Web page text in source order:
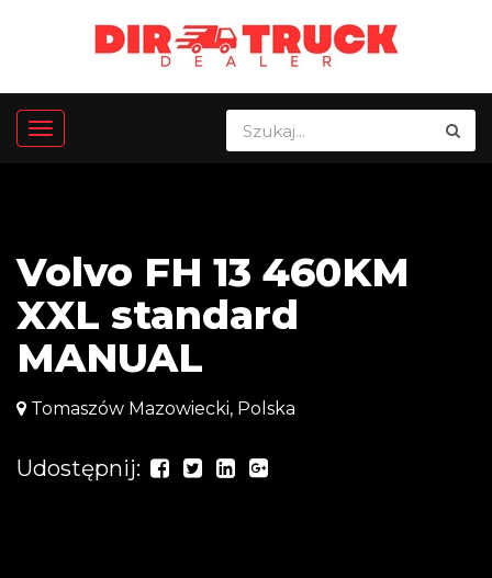
Volvo FH 13 460KM
XXL standard
MANUAL
Tomaszów Mazowiecki, Polska
Udostępnij: